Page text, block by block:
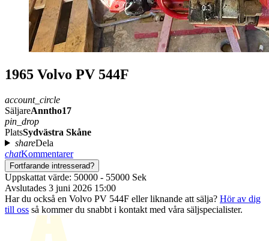
1965 Volvo PV 544F
account_circle
SäljareAnntho17
pin_drop
PlatsSydvästra Skåne
shareDela
chatKommentarer
Fortfarande intresserad?
Uppskattat värde: 50000 - 55000 Sek
Avslutades 3 juni 2026 15:00
Har du också en Volvo PV 544F eller liknande att sälja? Hör av dig
till oss så kommer du snabbt i kontakt med våra säljspecialister.